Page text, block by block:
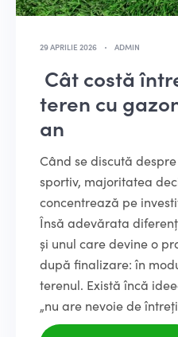
29 APRILIE 2026 ADMIN
Cât costă
teren cu
an
Când se discută
sportiv, majoritatea
concentrează pe
Însă adevărata
și unul care devine o
după finalizare: în
terenul. Există încă
„nu are nevoie de